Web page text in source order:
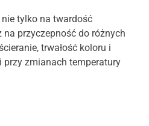
tylko na twardość
na przyczepność do różnych
trwałość koloru i
przy zmianach temperatury